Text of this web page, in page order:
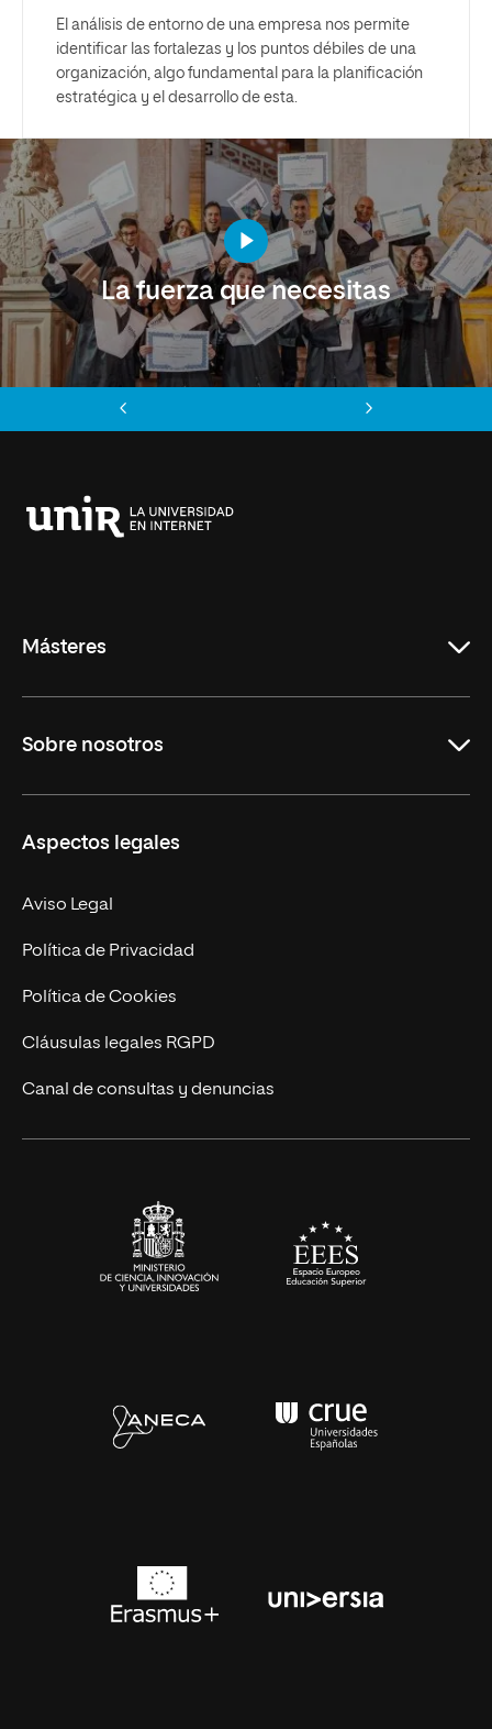
El análisis de entorno de una empresa nos permite
identificar las fortalezas y los puntos débiles de una
organización, algo fundamental para la planificación
estratégica y el desarrollo de esta.
La fuerza que necesitas
Másteres
Derecho
Empresa
MBA
Marketing y Comunicación
Ingeniería
Diseño
Ciencias de la Salud
Sobre nosotros
Nuestro Equipo
Contacto
Aspectos legales
Aviso Legal
Política de Privacidad
Política de Cookies
Cláusulas legales RGPD
Canal de consultas y denuncias